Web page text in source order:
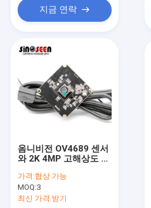
연락처
모든 케이스
견적 요청
USB 카메라 모듈
MIPI 카메라 모듈
지금 연락
옴니비전 OV4689 센서
와 2K 4MP 고해상도 카
가격:협상 가능
MOQ:3
최신 가격 받기